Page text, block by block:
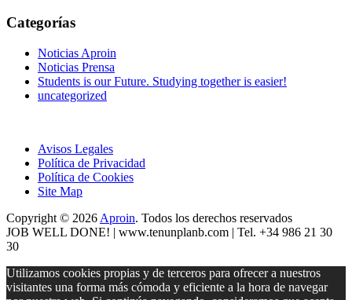
Categorías
Noticias Aproin
Noticias Prensa
Students is our Future. Studying together is easier!
uncategorized
Avisos Legales
Política de Privacidad
Política de Cookies
Site Map
Copyright © 2026 Aproin. Todos los derechos reservados
JOB WELL DONE! | www.tenunplanb.com | Tel. +34 986 21 30
30
Utilizamos cookies propias y de terceros para ofrecer a nuestros
visitantes una forma más cómoda y eficiente a la hora de navegar